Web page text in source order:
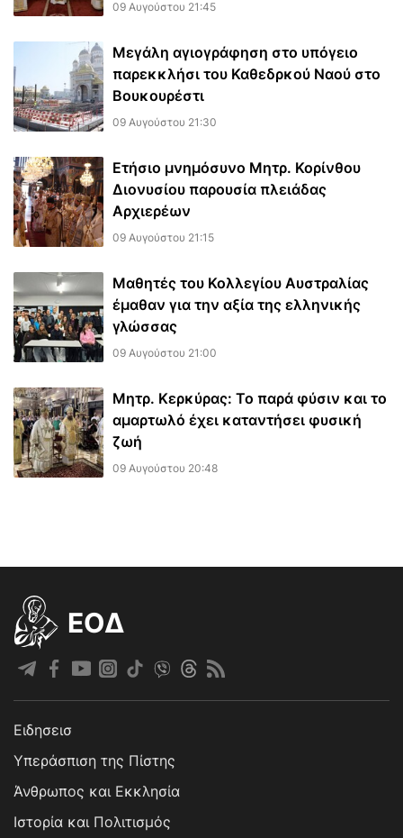
09 Αυγούστου 21:45
Μεγάλη αγιογράφηση στο υπόγειο
παρεκκλήσι του Καθεδρκού Ναού στο
Βουκουρέστι
09 Αυγούστου 21:30
Ετήσιο μνημόσυνο Μητρ. Κορίνθου
Διονυσίου παρουσία πλειάδας
Αρχιερέων
09 Αυγούστου 21:15
Μαθητές του Κολλεγίου Αυστραλίας
έμαθαν για την αξία της ελληνικής
γλώσσας
09 Αυγούστου 21:00
Μητρ. Κερκύρας: Το παρά φύσιν και το
αμαρτωλό έχει καταντήσει φυσική
ζωή
09 Αυγούστου 20:48
EOΔ
Ειδησεισ
Υπεράσπιση της Πίστης
Άνθρωπος και Εκκλησία
Ιστορία και Πολιτισμός